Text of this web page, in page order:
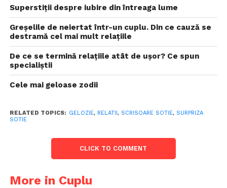
Superstiții despre iubire din întreaga lume
Greșelile de neiertat într-un cuplu. Din ce cauză se
destramă cel mai mult relațiile
De ce se termină relațiile atât de ușor? Ce spun
specialiștii
Cele mai geloase zodii
RELATED TOPICS: GELOZIE, RELATII, SCRISOARE SOTIE, SURPRIZA
SOTIE
CLICK TO COMMENT
More in Cuplu